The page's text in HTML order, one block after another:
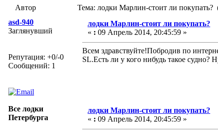
Автор
Тема: лодки Марлин-стоит ли покупать?
asd-940
Заглянувший
Репутация: +0/-0
Сообщений: 1
лодки Марлин-стоит ли покупать?
« : 09 Апрель 2014, 20:45:59 »
Всем здравствуйте!Побродив по
SL.Есть ли у кого нибудь такое
Все лодки
Петербурга
лодки Марлин-стоит ли покупать?
« : 09 Апрель 2014, 20:45:59 »